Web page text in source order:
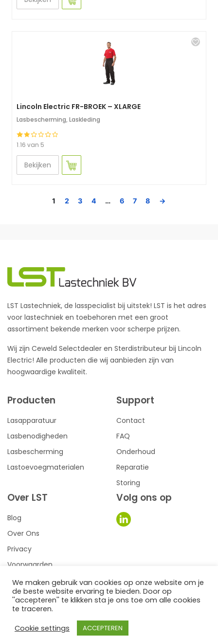
Filter
Lincoln Electric FR-BROEK – XLARGE
Lasbescherming, Laskleding
1.16 van 5
Bekijken
1 2 3 4 … 6 7 8 →
LST Lastechniek, de lasspecialist bij uitstek! LST is het adres
voor lastechniek en toebehoren met een groot
assortiment bekende merken voor scherpe prijzen.
Wij zijn Ceweld Selectdealer en Sterdistributeur bij Lincoln
Electric! Alle producten die wij aanbieden zijn van
hoogwaardige kwaliteit.
Producten
Lasapparatuur
Lasbenodigheden
Lasbescherming
Lastoevoegmaterialen
Support
Contact
FAQ
Onderhoud
Reparatie
Storing
Over LST
Blog
Over Ons
Privacy
Voorwaarden
Volg ons op
een we make it website
We maken gebruik van cookies op onze website om je
de beste website ervaring te bieden. Door op
''accepteren'' te klikken sta je ons toe om alle cookies
te traceren.
Cookie settings
ACCEPTEREN